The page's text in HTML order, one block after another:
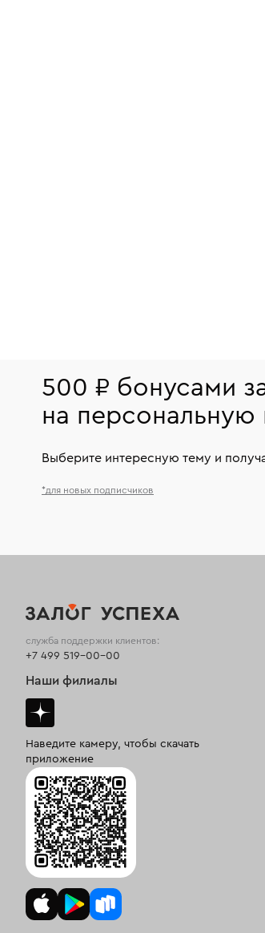
500 ₽ бонусами
на персональную
Выберите интересную тему и
*для новых подписчиков
служба поддержки клиентов:
+7 499 519-00-00
Наши филиалы
Наведите камеру, чтобы скачать
приложение